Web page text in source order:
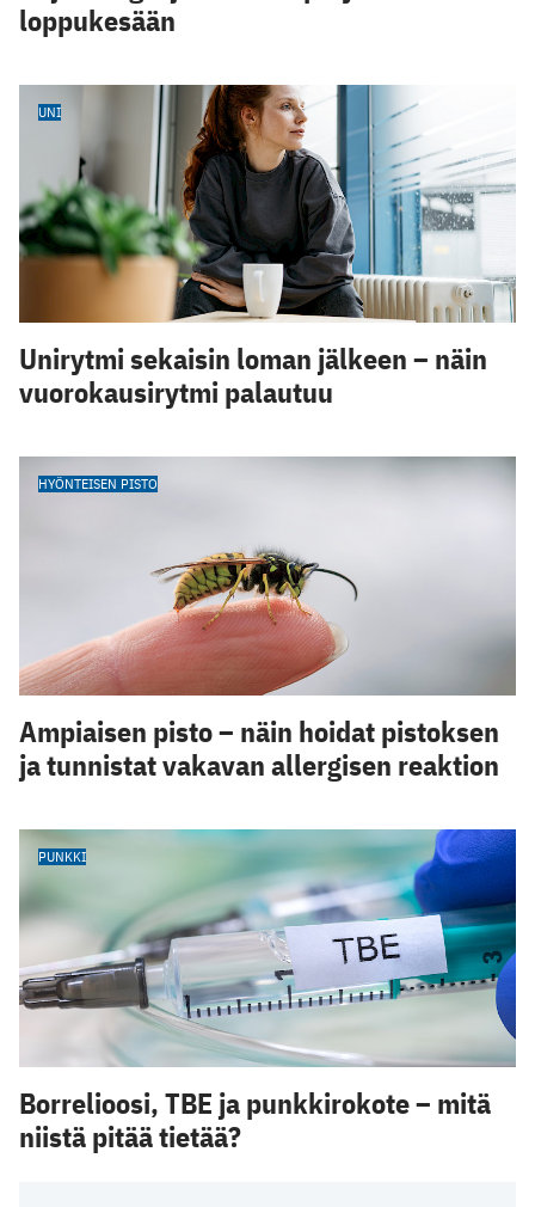
loppukesään
UNI
Unirytmi sekaisin loman jälkeen – näin
vuorokausirytmi palautuu
HYÖNTEISEN PISTO
Ampiaisen pisto – näin hoidat pistoksen
ja tunnistat vakavan allergisen reaktion
PUNKKI
Borrelioosi, TBE ja punkkirokote – mitä
niistä pitää tietää?